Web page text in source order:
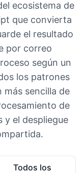
ecosistema de
que convierta
el resultado
por correo
según un
los patrones
sencilla de
de
y el despliegue
Todos los